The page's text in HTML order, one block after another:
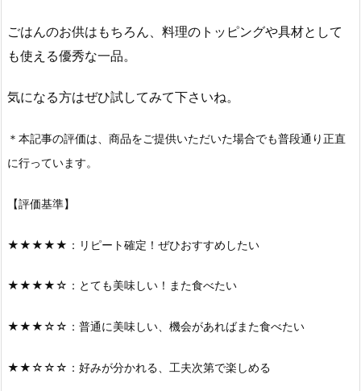
ごはんのお供はもちろん、料理のトッピングや具材として
も使える優秀な一品。
気になる方はぜひ試してみて下さいね。
＊本記事の評価は、商品をご提供いただいた場合でも普段通り正直
に行っています。
【評価基準】
★★★★★：リピート確定！ぜひおすすめしたい
★★★★☆：とても美味しい！また食べたい
★★★☆☆：普通に美味しい、機会があればまた食べたい
★★☆☆☆：好みが分かれる、工夫次第で楽しめる